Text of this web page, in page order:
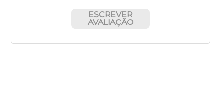
ESCREVER
AVALIAÇÃO